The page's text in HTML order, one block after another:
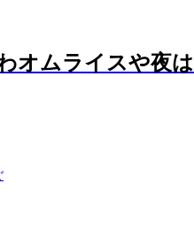
オムライスや夜